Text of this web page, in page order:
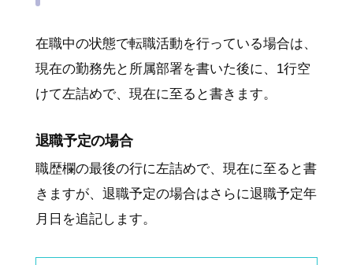
在職中の状態で転職活動を行っている場合は、
現在の勤務先と所属部署を書いた後に、1行空
けて左詰めで、現在に至ると書きます。
退職予定の場合
職歴欄の最後の行に左詰めで、現在に至ると書
きますが、退職予定の場合はさらに退職予定年
月日を追記します。